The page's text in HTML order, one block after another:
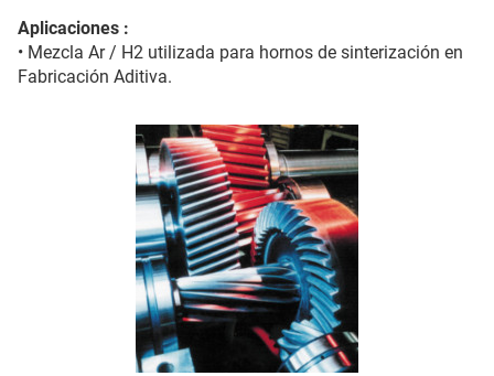
Aplicaciones :
• Mezcla Ar / H2 utilizada para hornos de sinterización en
Fabricación Aditiva.